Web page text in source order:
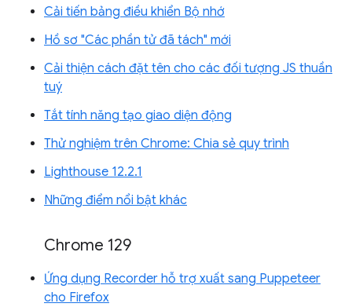
Cải tiến bảng điều khiển Bộ nhớ
Hồ sơ "Các phần tử đã tách" mới
Cải thiện cách đặt tên cho các đối tượng JS thuần
tuý
Tắt tính năng tạo giao diện động
Thử nghiệm trên Chrome: Chia sẻ quy trình
Lighthouse 12.2.1
Những điểm nổi bật khác
Chrome 129
Ứng dụng Recorder hỗ trợ xuất sang Puppeteer
cho Firefox